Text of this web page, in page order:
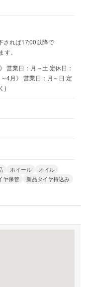
されば17:00以降で
。
営業日：月～土 定休日：
4月》 営業日：月～日 定
)
ホイール
オイル
ヤ保管
新品タイヤ持込み